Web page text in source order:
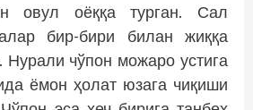
овул оёққа турган. Сал
бир-бири билан жиққа
Нурали чўпон можаро устига
ёмон ҳолат юзага чиқиши